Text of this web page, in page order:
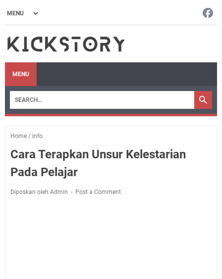
MENU
Home / info
Cara Terapkan Unsur Kelestarian
Pada Pelajar
Diposkan oleh Admin Post a Comment